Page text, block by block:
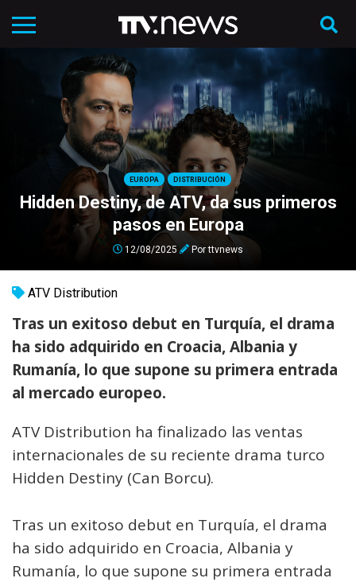
EUROPA DISTRIBUCIÓN
Hidden Destiny, de ATV, da sus primeros
pasos en Europa
12/08/2025 Porttvnews
ATV Distribution
Tras un exitoso debut en Turquía, el drama
ha sido adquirido en Croacia, Albania y
Rumanía, lo que supone su primera entrada
al mercado europeo.
ATV Distribution ha finalizado las ventas
internacionales de su reciente drama turco
Hidden Destiny (Can Borcu).
Tras un exitoso debut en Turquía, el drama
ha sido adquirido en Croacia, Albania y
Rumanía, lo que supone su primera entrada